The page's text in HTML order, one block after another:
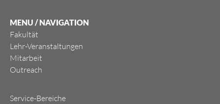
MENU / NAVIGATION
Fakultät
Lehr-Veranstaltungen
Mitarbeit
Outreach
Service-Bereiche